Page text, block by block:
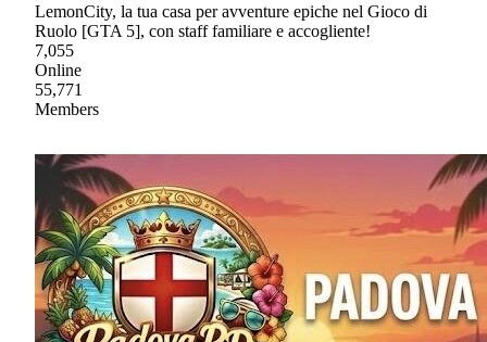
LemonCity, la tua casa per avventure epiche nel Gioco di
Ruolo [GTA 5], con staff familiare e accogliente!
7,055
Online
55,771
Members